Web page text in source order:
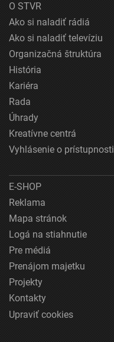
O STVR
Ako si naladiť rádiá
Ako si naladiť televíziu
Organizačná štruktúra
História
Kariéra
Rada
Úhrady
Kreatívne centrá
Vyhlásenie o prístupnosti
E-SHOP
Reklama
Mapa stránok
Logá na stiahnutie
Pre médiá
Prenájom majetku
Projekty
Kontakty
Upraviť cookies